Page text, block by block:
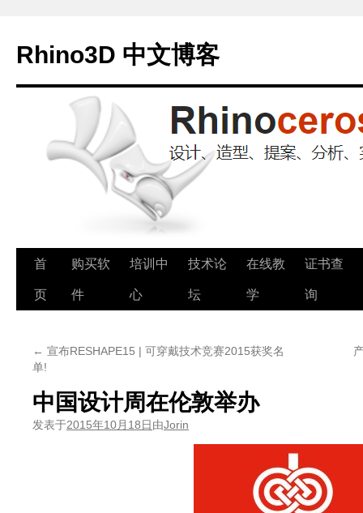
Rhino3D 中文博客
跳
至
首
页
购买软
件
培训中
心
技术论
坛
在线教
学
证书查
询
← 宣布RESHAPE15 | 可穿戴技术竞赛2015获奖名
单!
中国设计周在伦敦举办
发表于2015年10月18日由Jorin